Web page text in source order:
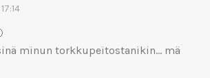
minun torkkupeitostanikin… mä